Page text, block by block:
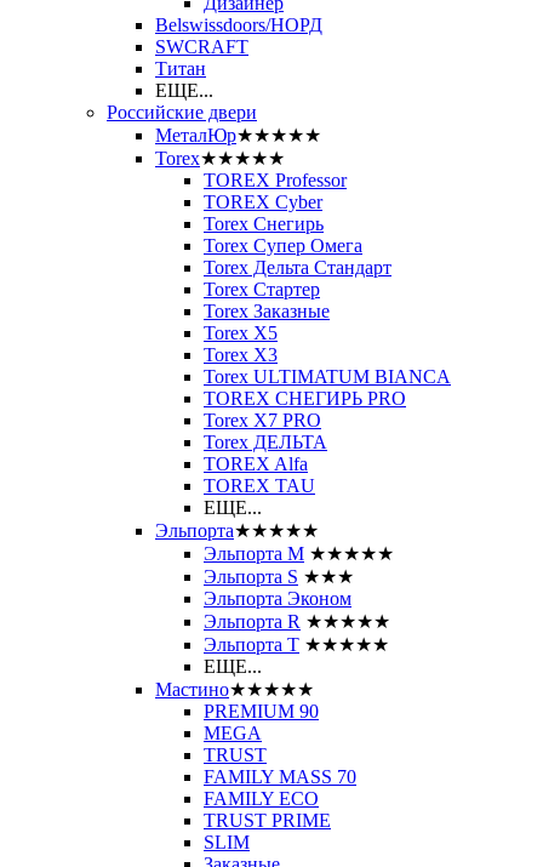
Belswissdoors/НОРД
SWCRAFT
Титан
ЕЩЕ...
Российские двери
МеталЮр★★★★★
Torex★★★★★
TOREX Professor
TOREX Cyber
Torex Снегирь
Torex Супер Омега
Torex Дельта Стандарт
Torex Стартер
Torex Заказные
Torex Х5
Torex Х3
Torex ULTIMATUM BIANCA
TOREX СНЕГИРЬ PRO
Torex X7 PRO
Torex ДЕЛЬТА
TOREX Alfa
TOREX TAU
ЕЩЕ...
Эльпорта★★★★★
Эльпорта M ★★★★★
Эльпорта S ★★★
Эльпорта Эконом
Эльпорта R ★★★★★
Эльпорта Т ★★★★★
ЕЩЕ...
Мастино★★★★★
PREMIUM 90
MEGA
TRUST
FAMILY MASS 70
FAMILY ECO
TRUST PRIME
SLIM